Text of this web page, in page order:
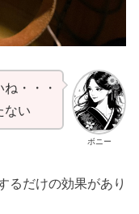
ボニー
・・・
ない
るだけの効果があり